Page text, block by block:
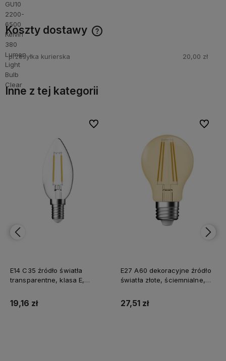
Koszty dostawy
przesyłka kurierska 20,00 zł
Inne z tej kategorii
E14 C35 źródło światła
transparentne, klasa E,
19,16 zł
Do ulubionych
Do ulubionych
E27 A60 dekoracyjne źródło
światła złote, ściemnialne,
27,51 zł
Do
Do